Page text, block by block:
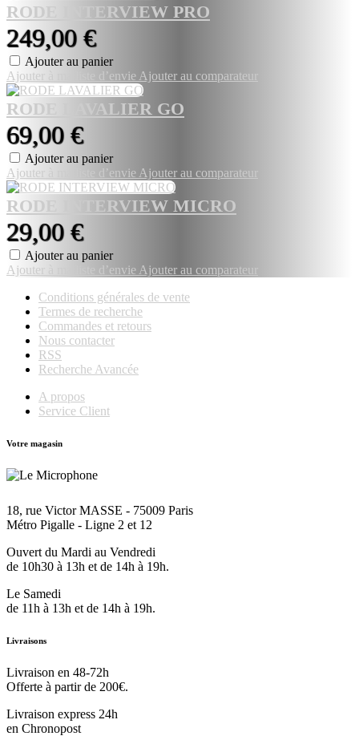
RODE INTERVIEW PRO
249,00 €
Ajouter au panier
Ajouter à ma liste d’envie Ajouter au comparateur
RODE LAVALIER GO
69,00 €
Ajouter au panier
Ajouter à ma liste d’envie Ajouter au comparateur
RODE INTERVIEW MICRO
29,00 €
Ajouter au panier
Ajouter à ma liste d’envie Ajouter au comparateur
Conditions générales de vente
Termes de recherche
Commandes et retours
Nous contacter
RSS
Recherche Avancée
A propos
Service Client
Votre magasin
18, rue Victor MASSE - 75009 Paris
Métro Pigalle - Ligne 2 et 12
Ouvert du Mardi au Vendredi
de 10h30 à 13h et de 14h à 19h.
Le Samedi
de 11h à 13h et de 14h à 19h.
Livraisons
Livraison en 48-72h
Offerte à partir de 200€.
Livraison express 24h
en Chronopost